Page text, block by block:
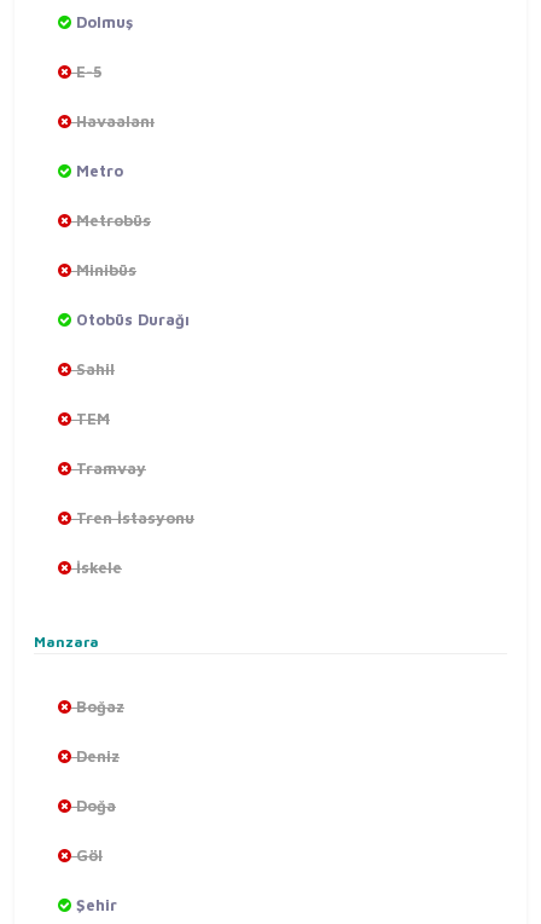
Dolmuş
E-5
Havaalanı
Metro
Metrobüs
Minibüs
Otobüs Durağı
Sahil
TEM
Tramvay
Tren İstasyonu
İskele
Manzara
Boğaz
Deniz
Doğa
Göl
Şehir